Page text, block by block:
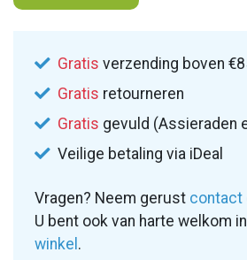
Gratis verzending boven
Gratis retourneren
Gratis gevuld (Assieraden
Veilige betaling via iDeal
Vragen? Neem gerust contact
U bent ook van harte welkom
winkel .